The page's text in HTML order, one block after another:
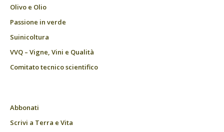
Olivo e Olio
Passione in verde
Suinicoltura
VVQ – Vigne, Vini e Qualità
Comitato tecnico scientifico
Abbonati
Scrivi a Terra e Vita